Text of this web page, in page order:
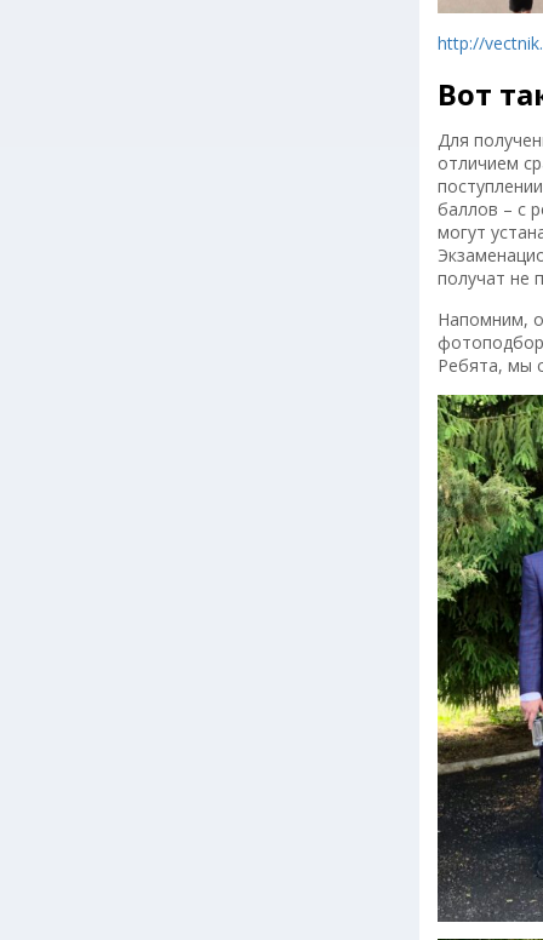
http://
Вот
Для
отличием
баллов – с
могут
получат не
Напомним,
Ребята, мы